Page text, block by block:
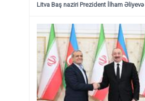
Litva Baş naziri Prezident İlham